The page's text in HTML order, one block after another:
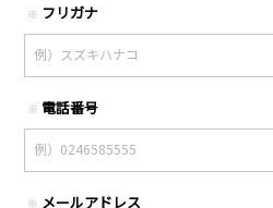
※ フリガナ
※ 電話番号
※ メールアドレス